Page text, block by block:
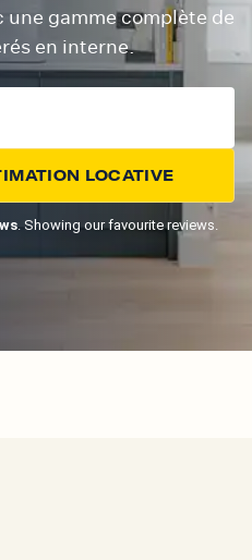
une gamme complète de
en interne.
LOCATIVE
. Showing our favourite reviews.